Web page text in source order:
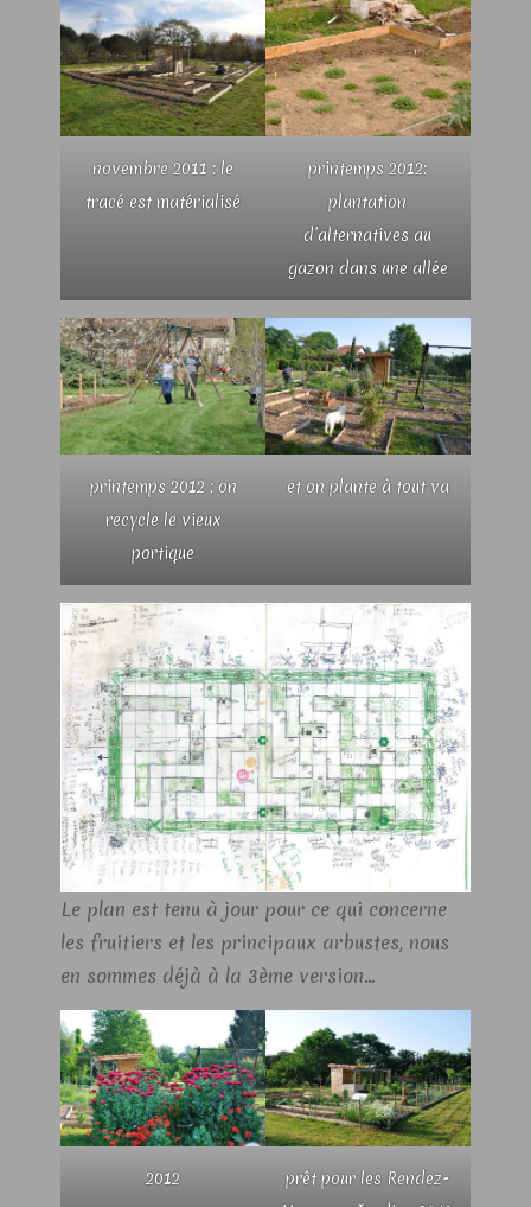
novembre 2011 : le
tracé est matérialisé
printemps 2012:
plantation
d’alternatives au
gazon dans une allée
printemps 2012 : on
recycle le vieux
portique
et on plante à tout va
Le plan est tenu à jour pour ce qui concerne
les fruitiers et les principaux arbustes, nous
en sommes déjà à la 3ème version…
2012
prêt pour les Rendez-